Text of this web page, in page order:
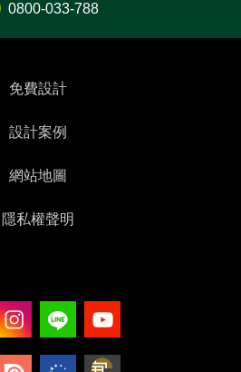
0800-033-788
免費設計
設計案例
網站地圖
隱私權聲明